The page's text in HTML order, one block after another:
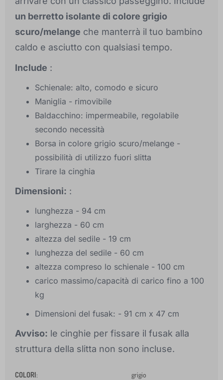
un berretto isolante di colore grigio
scuro/melange che manterrà il tuo bambino
caldo e asciutto con qualsiasi tempo.
Include :
Schienale: alto, comodo e sicuro
Maniglia - rimovibile
Baldacchino: impermeabile, regolabile
secondo necessità
Borsa in colore grigio scuro/melange -
possibilità di utilizzo fuori slitta
Tirare la cinghia
Dimensioni: :
lunghezza - 94 cm
larghezza - 60 cm
altezza del sedile - 19 cm
lunghezza del sedile - 60 cm
altezza compreso lo schienale - 100 cm
carico massimo/capacità di carico fino a 100
kg
Dimensioni del fusak: - 91 cm x 47 cm
Avviso: le cinghie per fissare il fusak alla
struttura della slitta non sono incluse.
COLORI: grigio